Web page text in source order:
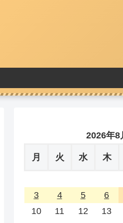
2026年8
月 火 水 木
3
4 5 6
10
11 12 13